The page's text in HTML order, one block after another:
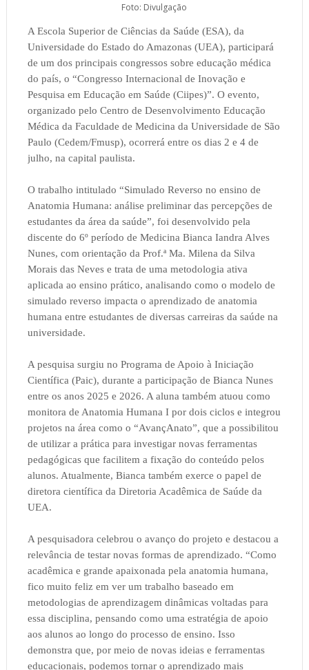
Foto: Divulgação
A Escola Superior de Ciências da Saúde (ESA), da
Universidade do Estado do Amazonas (UEA), participará
de um dos principais congressos sobre educação médica
do país, o “Congresso Internacional de Inovação e
Pesquisa em Educação em Saúde (Ciipes)”. O evento,
organizado pelo Centro de Desenvolvimento Educação
Médica da Faculdade de Medicina da Universidade de São
Paulo (Cedem/Fmusp), ocorrerá entre os dias 2 e 4 de
julho, na capital paulista.
O trabalho intitulado “Simulado Reverso no ensino de
Anatomia Humana: análise preliminar das percepções de
estudantes da área da saúde”, foi desenvolvido pela
discente do 6º período de Medicina Bianca Iandra Alves
Nunes, com orientação da Prof.ª Ma. Milena da Silva
Morais das Neves e trata de uma metodologia ativa
aplicada ao ensino prático, analisando como o modelo de
simulado reverso impacta o aprendizado de anatomia
humana entre estudantes de diversas carreiras da saúde na
universidade.
A pesquisa surgiu no Programa de Apoio à Iniciação
Científica (Paic), durante a participação de Bianca Nunes
entre os anos 2025 e 2026. A aluna também atuou como
monitora de Anatomia Humana I por dois ciclos e integrou
projetos na área como o “AvançAnato”, que a possibilitou
de utilizar a prática para investigar novas ferramentas
pedagógicas que facilitem a fixação do conteúdo pelos
alunos. Atualmente, Bianca também exerce o papel de
diretora científica da Diretoria Acadêmica de Saúde da
UEA.
A pesquisadora celebrou o avanço do projeto e destacou a
relevância de testar novas formas de aprendizado. “Como
acadêmica e grande apaixonada pela anatomia humana,
fico muito feliz em ver um trabalho baseado em
metodologias de aprendizagem dinâmicas voltadas para
essa disciplina, pensando como uma estratégia de apoio
aos alunos ao longo do processo de ensino. Isso
demonstra que, por meio de novas ideias e ferramentas
educacionais, podemos tornar o aprendizado mais